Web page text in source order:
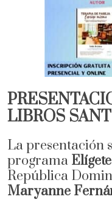
LIBROS
La presentación
programa Elígete
República
Maryanne